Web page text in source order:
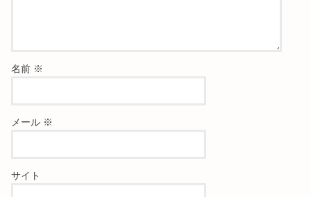
名前 ※
メール ※
サイト